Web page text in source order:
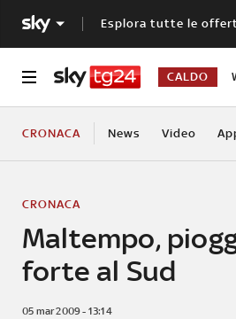
Esplora tutte le
CALDO
CRONACA News Video
Maltempo,
forte al Sud
CRONACA
05 mar 2009 - 13:14